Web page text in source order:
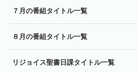
７月の番組タイトル一覧
８月の番組タイトル一覧
リジョイス聖書日課タイトル一覧